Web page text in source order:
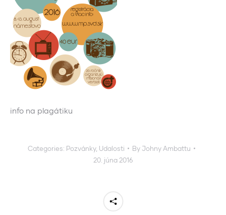
info na plagátiku
Categories: Pozvánky, Udalosti By Johny Ambattu
20. júna 2016